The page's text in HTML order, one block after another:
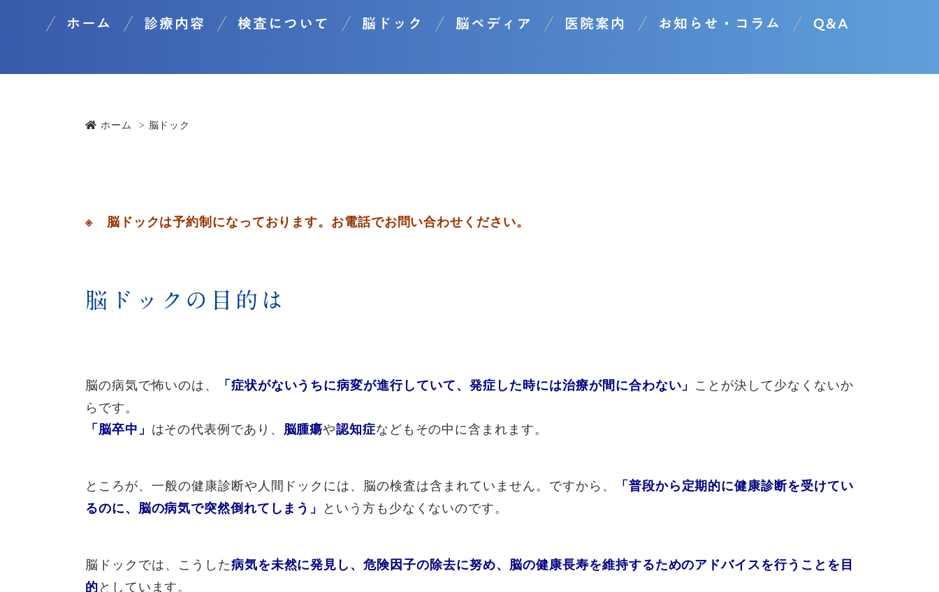
ホーム 診療内容 検査について 脳ドック 脳ペディア 医院案内 お知らせ・コラム Q&A
ホーム 脳ドック
※ 脳ドックは予約制になっております。お電話でお問い合わせください。
脳ドックの目的は
脳の病気で怖いのは、 「症状がないうちに病変が進行していて、発症した時には治療が間に合わない」 ことが決して少なくないか
らです。
「脳卒中」 はその代表例であり、 脳腫瘍や認知症などもその中に含まれます。
ところが、一般の健康診断や人間ドックには、脳の検査は含まれていません。ですから、
「普段から定期的に健康診断を受けてい
るのに、脳の病気で突然倒れてしまう」 という方も少なくないのです。
脳ドックでは、こうした病気を未然に発見し、危険因子の除去に努め、脳の健康長寿を維持するためのアドバイスを行う ことを目
的としています。